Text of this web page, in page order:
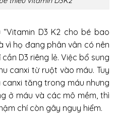
D3 K2 cho bé bao
vì họ đang phân vân có nên
D3 riêng lẻ. Việc bổ sung
canxi từ ruột vào máu. Tuy
tăng trong máu nhưng
ở máu và các mô mềm, thì
chí còn gây nguy hiểm.